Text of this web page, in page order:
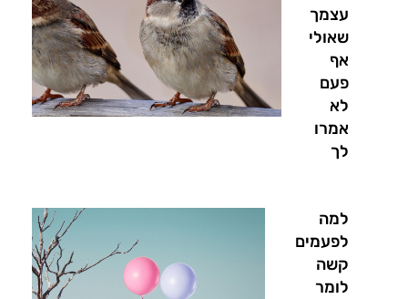
עצמך
שאולי
אף
פעם
לא
אמרו
לך
למה
לפעמים
קשה
לומר